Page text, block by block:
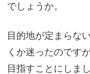
でしょうか。
目的地が定まらな
くか迷ったのです
目指すことにしまし